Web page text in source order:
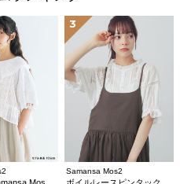
3
Samansa Mos2